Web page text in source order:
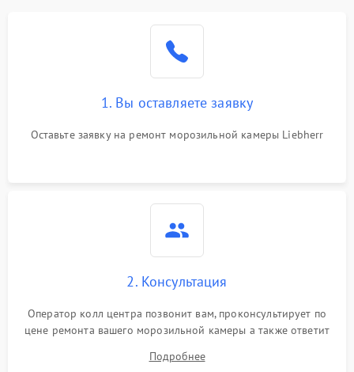
1. Вы оставляете заявку
Оставьте заявку на ремонт морозильной камеры Liebherr
2. Консультация
Оператор колл центра позвонит вам, проконсультирует по
цене ремонта вашего морозильной камеры а также ответит
Подробнее